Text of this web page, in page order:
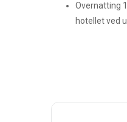
Overnatting
hotellet ved